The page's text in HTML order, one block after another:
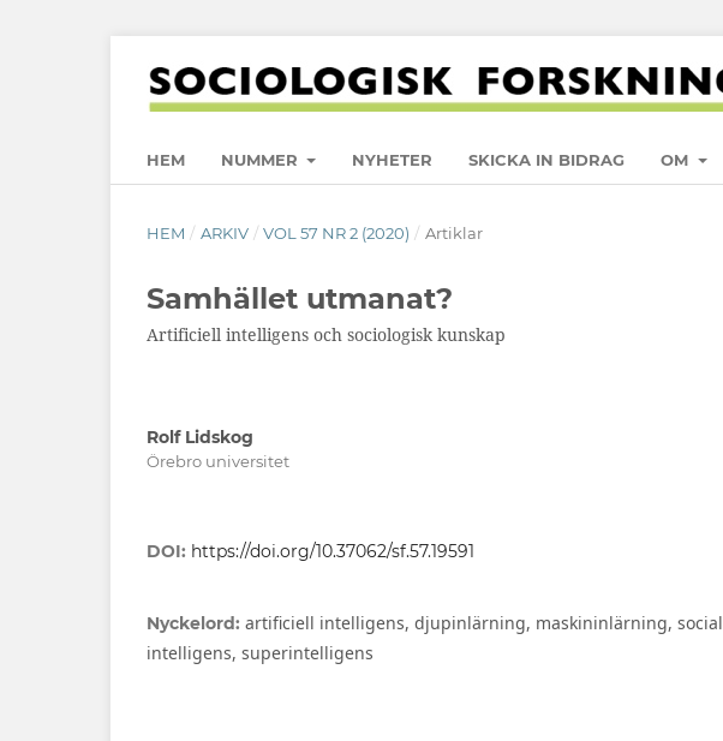
HEM NUMMER NYHETER SKICKA IN BIDRAG OM
HEM / ARKIV / VOL 57 NR 2 (2020) / Artiklar
Samhället utmanat?
Artificiell intelligens och sociologisk kunskap
Rolf Lidskog
Örebro universitet
DOI: https://doi.org/10.37062/sf.57.19591
Nyckelord: artificiell intelligens, djupinlärning, maskininlärning, social
intelligens, superintelligens